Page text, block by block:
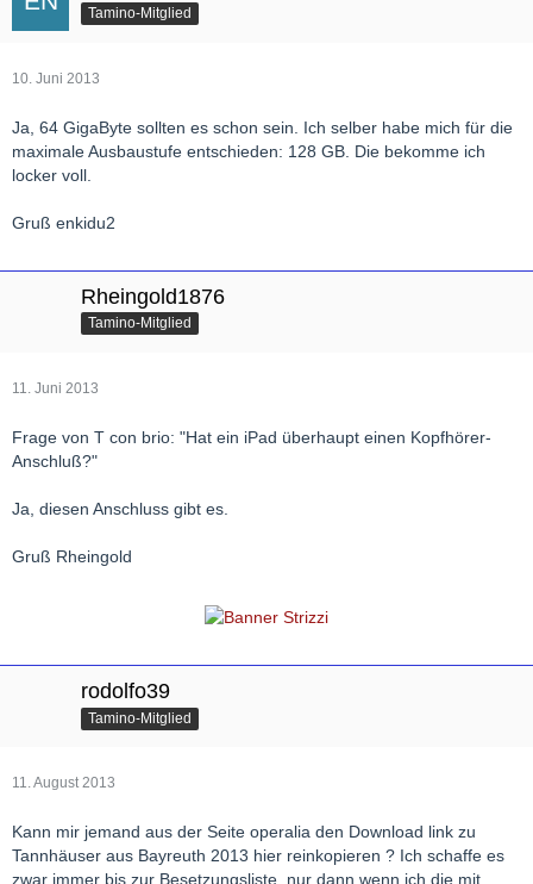
Tamino-Mitglied
10. Juni 2013
Ja, 64 GigaByte sollten es schon sein. Ich selber habe mich für die
maximale Ausbaustufe entschieden: 128 GB. Die bekomme ich
locker voll.
Gruß enkidu2
Rheingold1876
Tamino-Mitglied
11. Juni 2013
Frage von T con brio: "Hat ein iPad überhaupt einen Kopfhörer-
Anschluß?"
Ja, diesen Anschluss gibt es.
Gruß Rheingold
rodolfo39
Tamino-Mitglied
11. August 2013
Kann mir jemand aus der Seite operalia den Download link zu
Tannhäuser aus Bayreuth 2013 hier reinkopieren ? Ich schaffe es
zwar immer bis zur Besetzungsliste, nur dann wenn ich die mit